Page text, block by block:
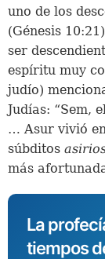
uno de los
(Génesis
ser
espíritu muy
judío)
Judías: “Sem,
… Asur vivió
súbditos
más
La
tiempos